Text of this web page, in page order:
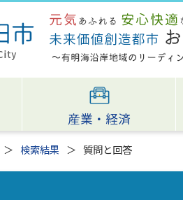
産業・経済
検索結果 質問と回答